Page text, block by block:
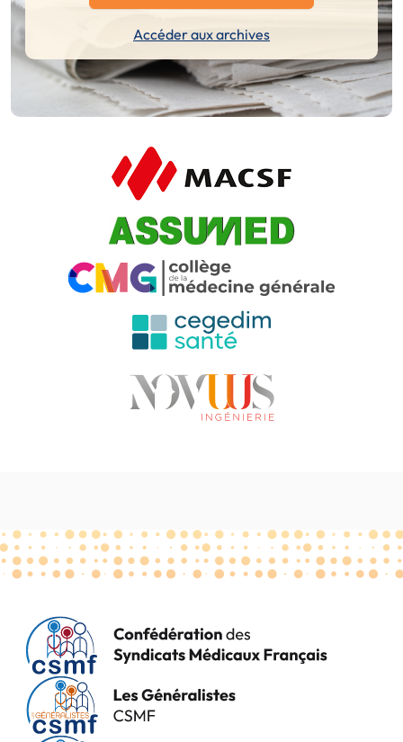
Accéder aux archives